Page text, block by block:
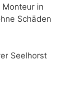
Monteur in
Schäden
Seelhorst